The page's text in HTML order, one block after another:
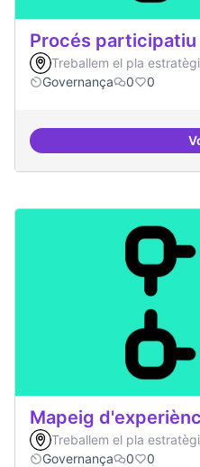
Procés participatiu
Treballem el pla
Governança
0 0
Mapeig
Treballem el pla
Governança
0 0